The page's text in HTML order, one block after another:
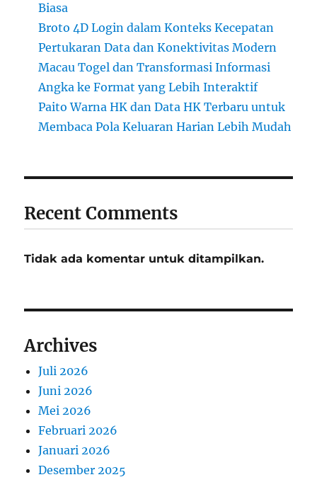
Biasa
Broto 4D Login dalam Konteks Kecepatan
Pertukaran Data dan Konektivitas Modern
Macau Togel dan Transformasi Informasi
Angka ke Format yang Lebih Interaktif
Paito Warna HK dan Data HK Terbaru untuk
Membaca Pola Keluaran Harian Lebih Mudah
Recent Comments
Tidak ada komentar untuk ditampilkan.
Archives
Juli 2026
Juni 2026
Mei 2026
Februari 2026
Januari 2026
Desember 2025